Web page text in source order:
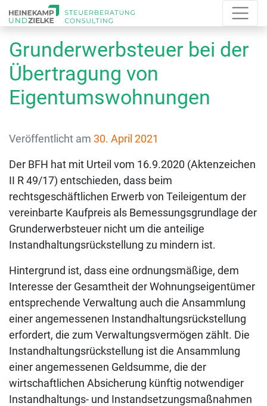
Grunderwerbsteuer bei der
Übertragung von
Eigentumswohnungen
Veröffentlicht am 30. April 2021
Der BFH hat mit Urteil vom 16.9.2020 (Aktenzeichen
II R 49/17) entschieden, dass beim
rechtsgeschäftlichen Erwerb von Teileigentum der
vereinbarte Kaufpreis als Bemessungsgrundlage der
Grunderwerbsteuer nicht um die anteilige
Instandhaltungsrückstellung zu mindern ist.
Hintergrund ist, dass eine ordnungsmäßige, dem
Interesse der Gesamtheit der Wohnungseigentümer
entsprechende Verwaltung auch die Ansammlung
einer angemessenen Instandhaltungsrückstellung
erfordert, die zum Verwaltungsvermögen zählt. Die
Instandhaltungsrückstellung ist die Ansammlung
einer angemessenen Geldsumme, die der
wirtschaftlichen Absicherung künftig notwendiger
Instandhaltungs- und Instandsetzungsmaßnahmen